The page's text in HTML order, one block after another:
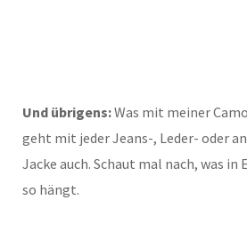
Und übrigens:Was mit meiner
geht mit jeder Jeans-, Leder- oder
Jacke auch. Schaut mal nach, was
so hängt.